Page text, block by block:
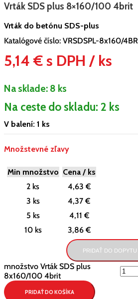
Vrták SDS plus 8×160/100 4brit
Vrták do betónu SDS-plus
Katalógové číslo: VRSDSPL-8x160/4BR
5,14 € s DPH / ks
Na sklade: 8 ks
Na ceste do skladu: 2 ks
V balení: 1 ks
Množstevné zľavy
Min množstvo Cena / ks
2 ks
4,63 €
3 ks
4,37 €
5 ks
4,11 €
10 ks
3,86 €
PRIDAŤ DO DOPYTU
množstvo Vrták SDS plus
8x160/100 4brit
PRIDAŤ DO KOŠÍKA